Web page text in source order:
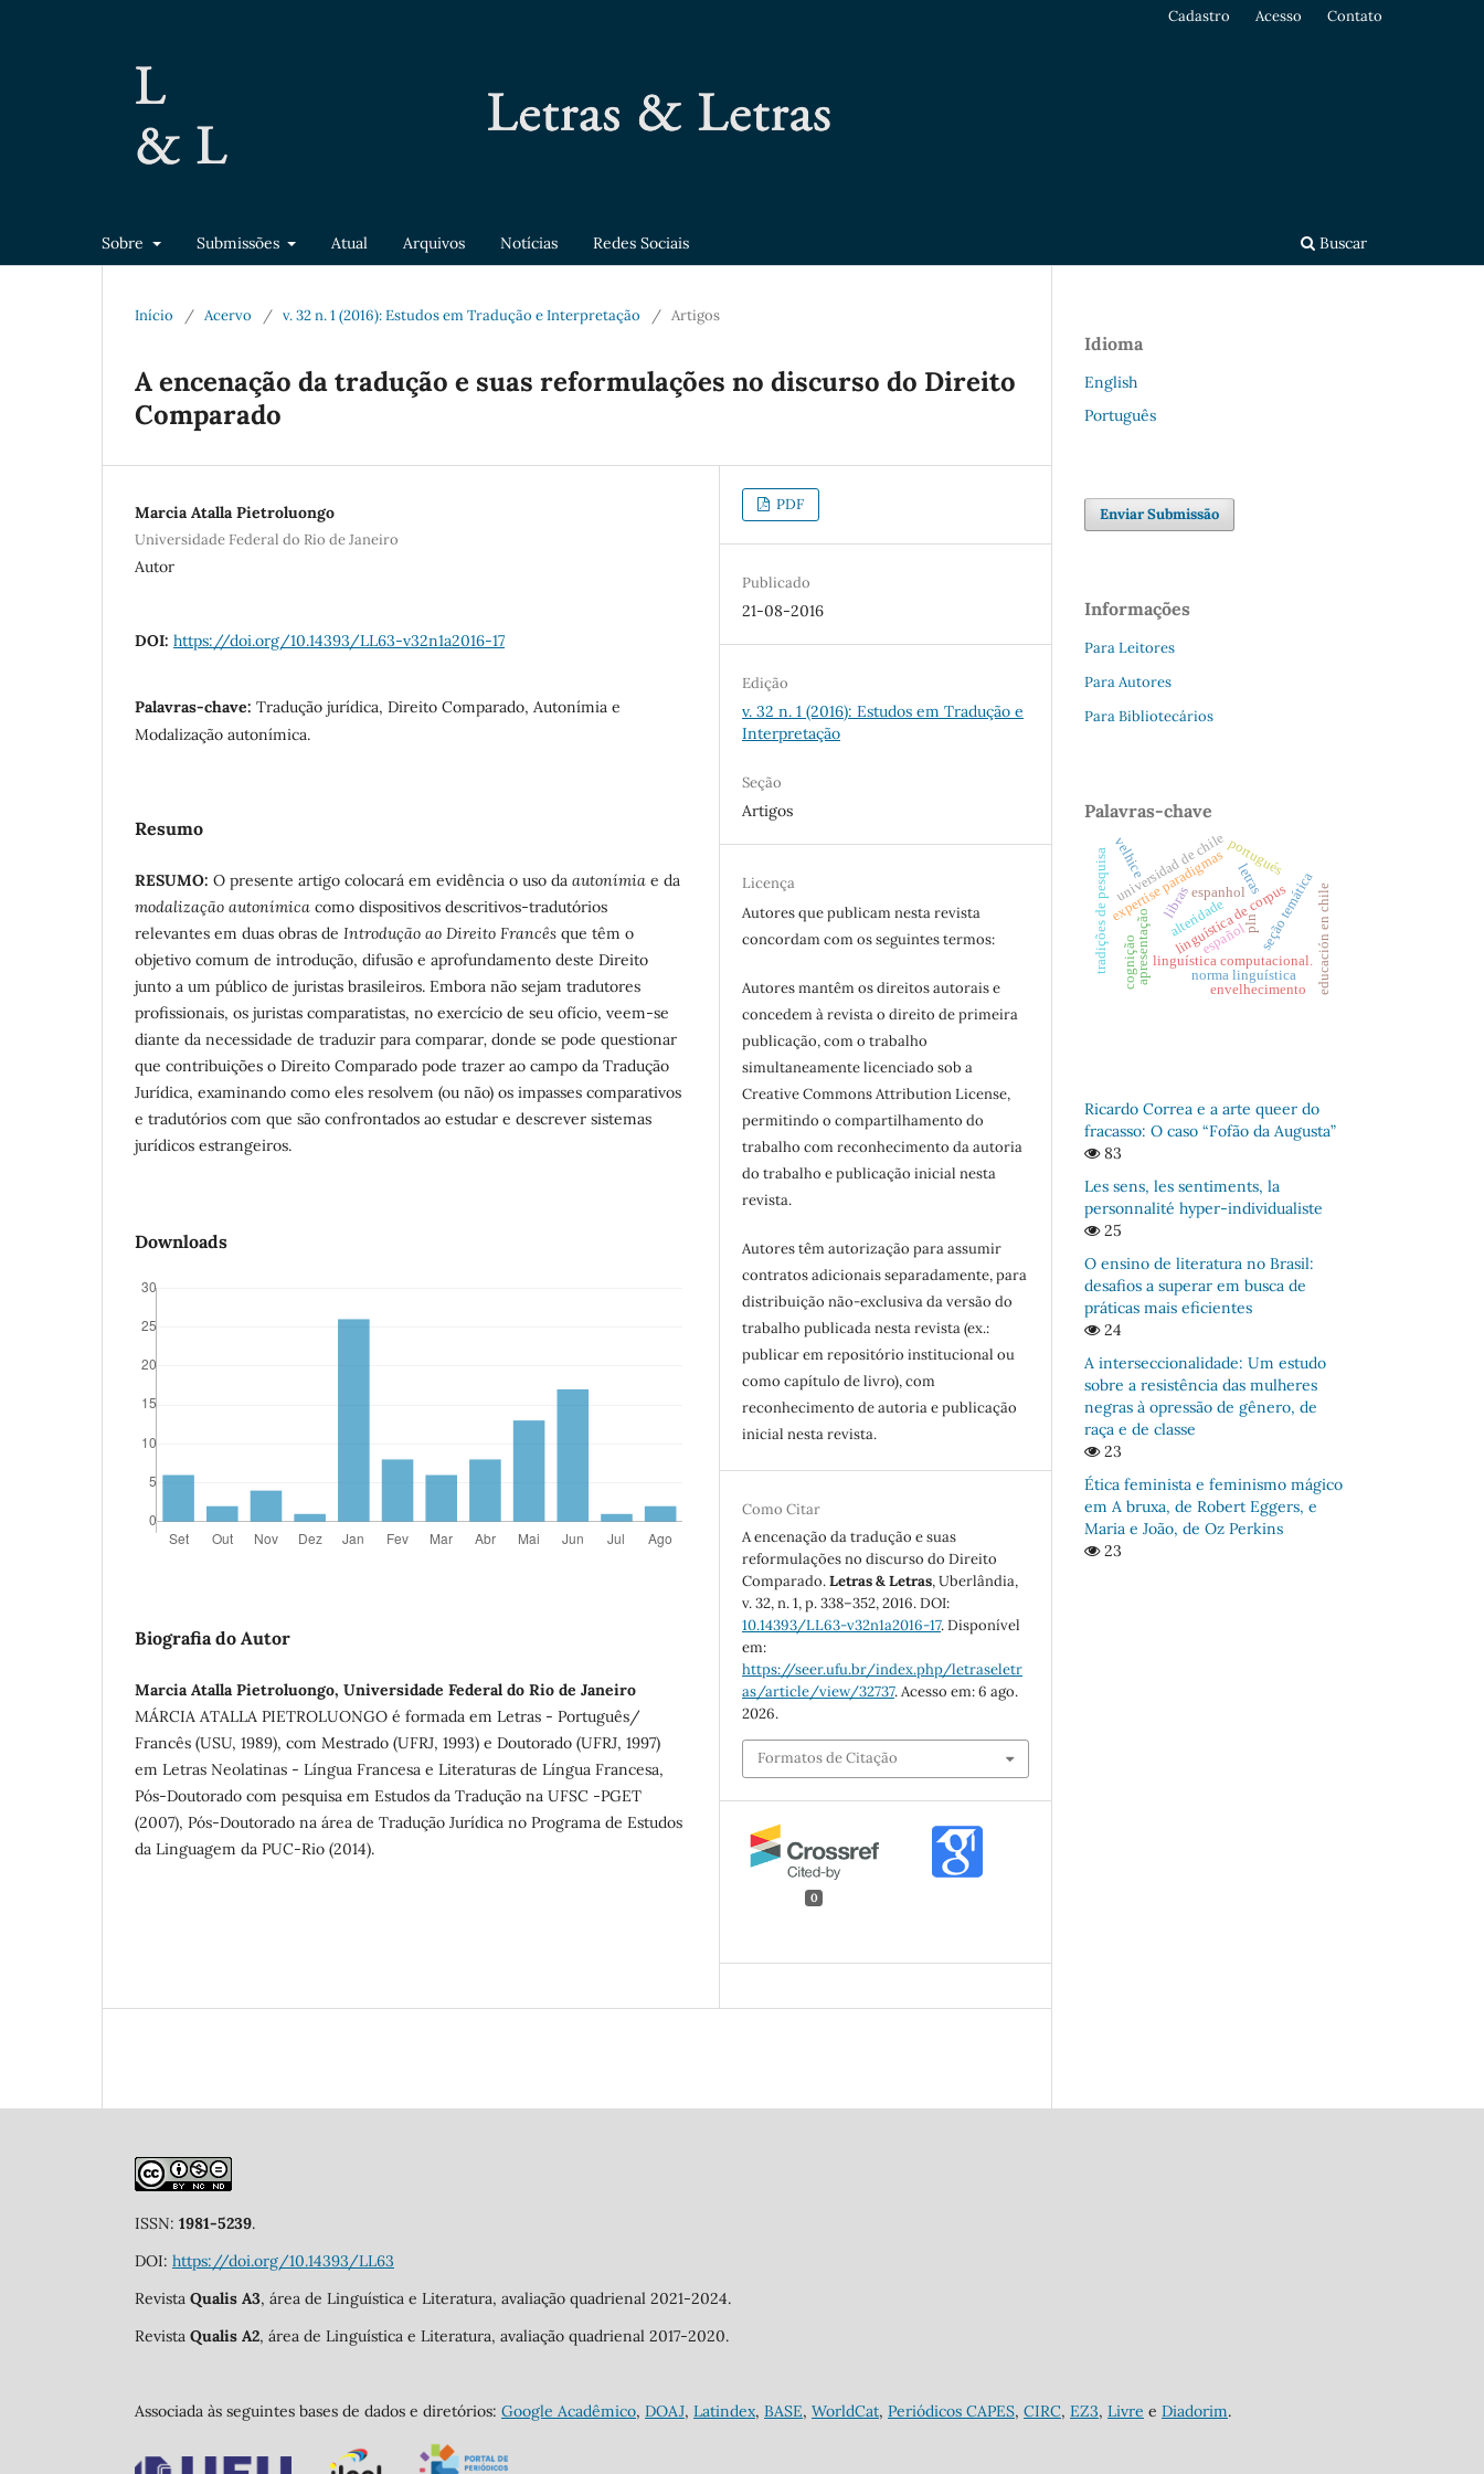
Sobre Submissões Atual Arquivos Notícias Redes Sociais Buscar
Cadastro Acesso Contato
Início / Acervo / v. 32 n. 1 (2016): Estudos em Tradução e Interpretação / Artigos
A encenação da tradução e suas reformulações no discurso do Direito
Comparado
Marcia Atalla Pietroluongo
Universidade Federal do Rio de Janeiro
Autor
DOI: https://doi.org/10.14393/LL63-v32n1a2016-17
Palavras-chave: Tradução jurídica, Direito Comparado, Autonímia e
Modalização autonímica.
Resumo
RESUMO: O presente artigo colocará em evidência o uso da autonímia e da
modalização autonímica como dispositivos descritivos-tradutórios
relevantes em duas obras de Introdução ao Direito Francês que têm o
objetivo comum de introdução, difusão e aprofundamento deste Direito
junto a um público de juristas brasileiros. Embora não sejam tradutores
profissionais, os juristas comparatistas, no exercício de seu ofício, veem-se
diante da necessidade de traduzir para comparar, donde se pode questionar
que contribuições o Direito Comparado pode trazer ao campo da Tradução
Jurídica, examinando como eles resolvem (ou não) os impasses comparativos
e tradutórios com que são confrontados ao estudar e descrever sistemas
jurídicos estrangeiros.
Downloads
Biografia do Autor
Marcia Atalla Pietroluongo, Universidade Federal do Rio de Janeiro
MÁRCIA ATALLA PIETROLUONGO é formada em Letras - Português/
Francês (USU, 1989), com Mestrado (UFRJ, 1993) e Doutorado (UFRJ, 1997)
em Letras Neolatinas - Língua Francesa e Literaturas de Língua Francesa,
Pós-Doutorado com pesquisa em Estudos da Tradução na UFSC -PGET
(2007), Pós-Doutorado na área de Tradução Jurídica no Programa de Estudos
da Linguagem da PUC-Rio (2014).
PDF
Publicado
21-08-2016
Edição
v. 32 n. 1 (2016): Estudos em Tradução e
Interpretação
Seção
Artigos
Licença
Autores que publicam nesta revista
concordam com os seguintes termos:
Autores mantêm os direitos autorais e
concedem à revista o direito de primeira
publicação, com o trabalho
simultaneamente licenciado sob a
Creative Commons Attribution License,
permitindo o compartilhamento do
trabalho com reconhecimento da autoria
do trabalho e publicação inicial nesta
revista.
Autores têm autorização para assumir
contratos adicionais separadamente, para
distribuição não-exclusiva da versão do
trabalho publicada nesta revista (ex.:
publicar em repositório institucional ou
como capítulo de livro), com
reconhecimento de autoria e publicação
inicial nesta revista.
Como Citar
A encenação da tradução e suas
reformulações no discurso do Direito
Comparado.Letras & Letras, Uberlândia,
v. 32, n. 1, p. 338–352, 2016. DOI:
10.14393/LL63-v32n1a2016-17. Disponível
em:
https://seer.ufu.br/index.php/letraseletr
as/article/view/32737. Acesso em: 6 ago.
2026.
Formatos de Citação
0
Idioma
English
Português
Enviar Submissão
Informações
Para Leitores
Para Autores
Para Bibliotecários
Palavras-chave
linguística de corpus
linguística computacional.
letras
apresentação seção temática
cognição
expertise paradigmas
tradições de pesquisa educación en chile
universidad de chileportugués
español
norma linguística
espanhol
libras
pln
envelhecimento
velhice
alteridade
Ricardo Correa e a arte queer do
fracasso: O caso “Fofão da Augusta”
83
Les sens, les sentiments, la
personnalité hyper-individualiste
25
O ensino de literatura no Brasil:
desafios a superar em busca de
práticas mais eficientes
24
A interseccionalidade: Um estudo
sobre a resistência das mulheres
negras à opressão de gênero, de
raça e de classe
23
Ética feminista e feminismo mágico
em A bruxa, de Robert Eggers, e
Maria e João, de Oz Perkins
23
ISSN: 1981-5239.
DOI: https://doi.org/10.14393/LL63
Revista Qualis A3, área de Linguística e Literatura, avaliação quadrienal 2021-2024.
Revista Qualis A2, área de Linguística e Literatura, avaliação quadrienal 2017-2020.
Associada às seguintes bases de dados e diretórios: Google Acadêmico, DOAJ, Latindex, BASE, WorldCat, Periódicos CAPES, CIRC, EZ3, Livre e Diadorim.